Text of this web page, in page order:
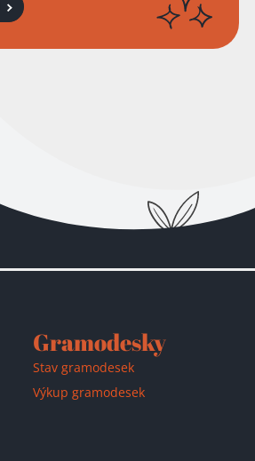
Gramodesky
Stav gramodesek
Výkup gramodesek